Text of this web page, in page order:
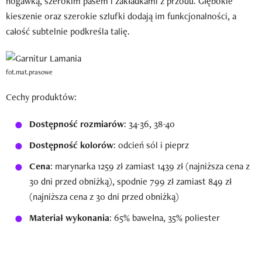
kieszenie oraz szerokie szlufki dodają im funkcjonalności, a
całość subtelnie podkreśla talię.
fot.mat.prasowe
Cechy produktów:
Dostępność rozmiarów: 34-36, 38-40
Dostępność kolorów: odcień sól i pieprz
Cena: marynarka 1259 zł zamiast 1439 zł (najniższa cena z
30 dni przed obniżką), spodnie 799 zł zamiast 849 zł
(najniższa cena z 30 dni przed obniżką)
Materiał wykonania: 65% bawełna, 35% poliester